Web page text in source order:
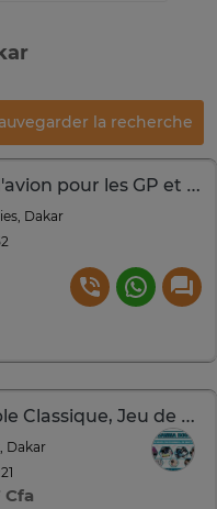
la recherche
Billet d'avion pour les GP et Commerçants
Dakar
Scrabble Classique, Jeu de Société et de Lettres
Dakar
Cfa